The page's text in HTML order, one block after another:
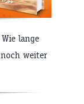
lange
weiter